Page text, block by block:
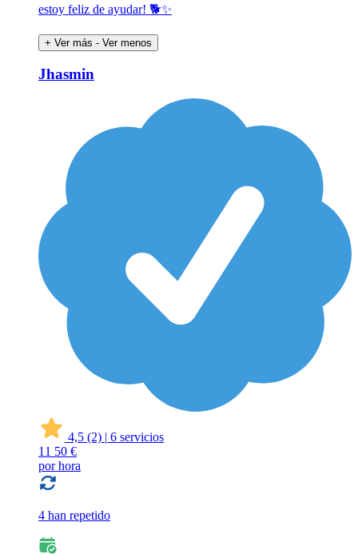
estoy feliz de ayudar! 🐕✨
+ Ver más - Ver menos
Jhasmin
4,5 (2) | 6 servicios
11 50 €
por hora
4 han repetido